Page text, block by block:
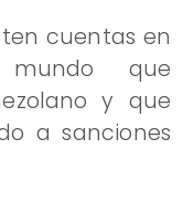
cuentas en
que
y que
a sanciones